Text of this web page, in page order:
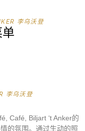
李乌沃登
李乌沃登
Café, Biljart ‘t Anker的
的氛围。通过生动的照